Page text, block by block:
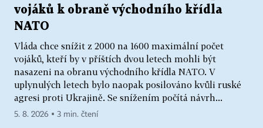
vojáků k obraně východního křídla
NATO
Vláda chce snížit z 2000 na 1600 maximální počet
vojáků, kteří by v příštích dvou letech mohli být
nasazeni na obranu východního křídla NATO. V
uplynulých letech bylo naopak posilováno kvůli ruské
agresi proti Ukrajině. Se snížením počítá návrh...
5. 8. 2026 ▪ 3 min. čtení